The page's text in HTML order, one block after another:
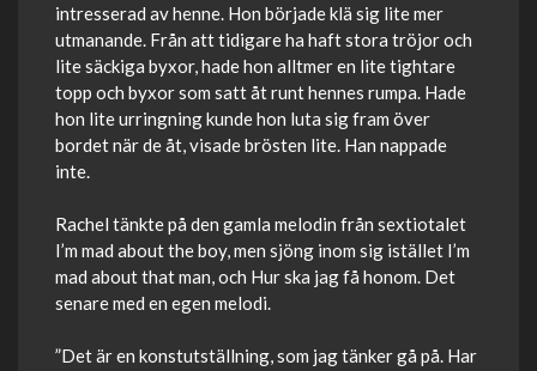
intresserad av henne. Hon började klä sig lite mer
utmanande. Från att tidigare ha haft stora tröjor och
lite säckiga byxor, hade hon alltmer en lite tightare
topp och byxor som satt åt runt hennes rumpa. Hade
hon lite urringning kunde hon luta sig fram över
bordet när de åt, visade brösten lite. Han nappade
inte.
Rachel tänkte på den gamla melodin från sextiotalet
I’m mad about the boy, men sjöng inom sig istället I’m
mad about that man, och Hur ska jag få honom. Det
senare med en egen melodi.
”Det är en konstutställning, som jag tänker gå på. Har